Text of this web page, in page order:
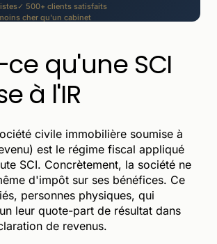
✓ 500+ clients satisfaits
cher qu'un cabinet
qu'une SCI
à l'IR
civile immobilière soumise à
est le régime fiscal appliqué
SCI. Concrètement, la société ne
d'impôt sur ses bénéfices. Ce
personnes physiques, qui
leur quote-part de résultat dans
de revenus.